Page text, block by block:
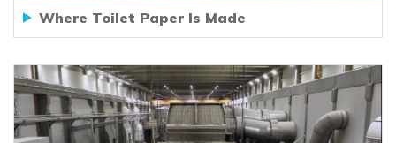
Where Toilet Paper Is Made